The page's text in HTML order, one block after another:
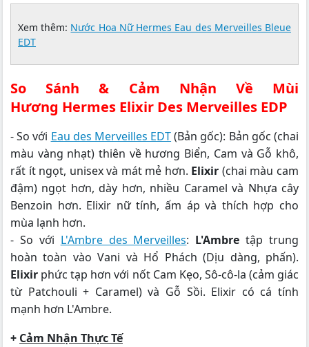
Xem thêm: Nước Hoa Nữ Hermes Eau des Merveilles Bleue
EDT
So Sánh & Cảm Nhận Về Mùi
Hương Hermes Elixir Des Merveilles EDP
- So với Eau des Merveilles EDT(Bản gốc): Bản gốc (chai
màu vàng nhạt) thiên về hương Biển, Cam và Gỗ khô,
rất ít ngọt, unisex và mát mẻ hơn. Elixir (chai màu cam
đậm) ngọt hơn, dày hơn, nhiều Caramel và Nhựa cây
Benzoin hơn. Elixir nữ tính, ấm áp và thích hợp cho
mùa lạnh hơn.
- So với L'Ambre des Merveilles: L'Ambre tập trung
hoàn toàn vào Vani và Hổ Phách (Dịu dàng, phấn).
Elixir phức tạp hơn với nốt Cam Kẹo, Sô-cô-la (cảm giác
từ Patchouli + Caramel) và Gỗ Sồi. Elixir có cá tính
mạnh hơn L'Ambre.
+ Cảm Nhận Thực Tế